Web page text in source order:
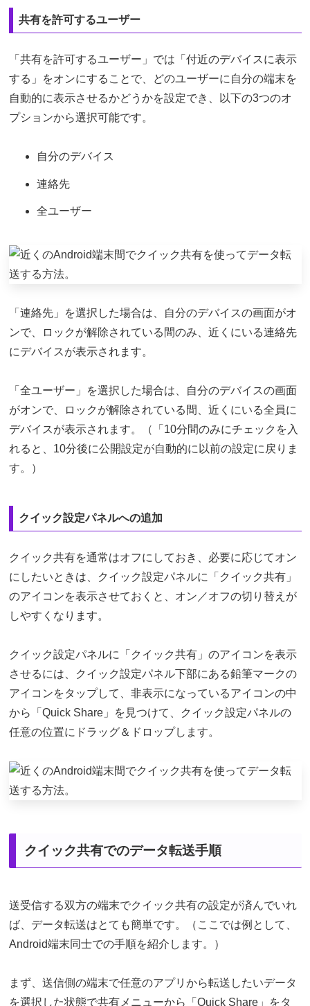
共有を許可するユーザー
「共有を許可するユーザー」では「付近のデバイスに表示
する」をオンにすることで、どのユーザーに自分の端末を
自動的に表示させるかどうかを設定でき、以下の3つのオ
プションから選択可能です。
自分のデバイス
連絡先
全ユーザー
「連絡先」を選択した場合は、自分のデバイスの画面がオ
ンで、ロックが解除されている間のみ、近くにいる連絡先
にデバイスが表示されます。
「全ユーザー」を選択した場合は、自分のデバイスの画面
がオンで、ロックが解除されている間、近くにいる全員に
デバイスが表示されます。（「10分間のみにチェックを入
れると、10分後に公開設定が自動的に以前の設定に戻りま
す。）
クイック設定パネルへの追加
クイック共有を通常はオフにしておき、必要に応じてオン
にしたいときは、クイック設定パネルに「クイック共有」
のアイコンを表示させておくと、オン／オフの切り替えが
しやすくなります。
クイック設定パネルに「クイック共有」のアイコンを表示
させるには、クイック設定パネル下部にある鉛筆マークの
アイコンをタップして、非表示になっているアイコンの中
から「Quick Share」を見つけて、クイック設定パネルの
任意の位置にドラッグ＆ドロップします。
クイック共有でのデータ転送手順
送受信する双方の端末でクイック共有の設定が済んでいれ
ば、データ転送はとても簡単です。（ここでは例として、
Android端末同士での手順を紹介します。）
まず、送信側の端末で任意のアプリから転送したいデータ
を選択した状態で共有メニューから「Quick Share」をタ